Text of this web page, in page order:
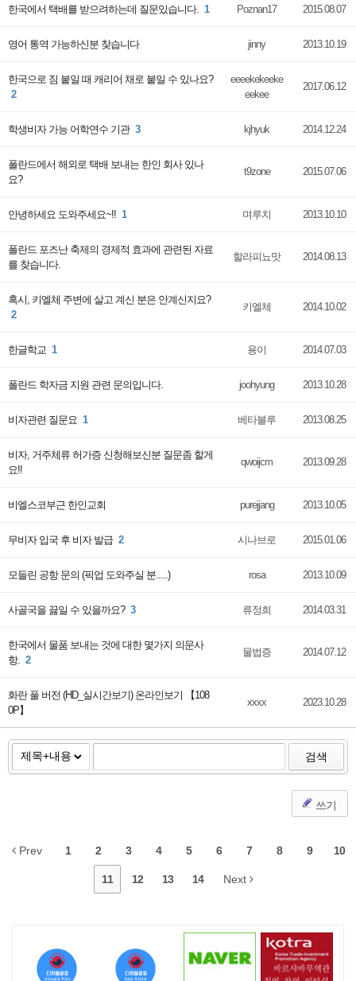
한국에서 택배를 받으려하는데 질문있습니다. 1 Poznan17 2015.08.07
영어 통역 가능하신분 찾습니다 jinny 2013.10.19
한국으로 짐 붙일 때 캐리어 채로 붙일 수 있나요?
2
eeeekekeeke
eekee
2017.06.12
학생비자 가능 어학연수 기관 3 kjhyuk 2014.12.24
폴란드에서 해외로 택배 보내는 한인 회사 있나
요?
t9zone 2015.07.06
안녕하세요 도와주세요~!! 1 며루치 2013.10.10
폴란드 포즈난 축제의 경제적 효과에 관련된 자료
를 찾습니다.
할라피뇨맛 2014.08.13
혹시, 키엘체 주변에 살고 계신 분은 안계신지요?
2
키엘체 2014.10.02
한글학교 1 용이 2014.07.03
폴란드 학자금 지원 관련 문의입니다. joohyung 2013.10.28
비자관련 질문요 1 베타블루 2013.08.25
비자, 거주체류 허가증 신청해보신분 질문좀 할게
요!!
qwoijcm 2013.09.28
비엘스코부근 한인교회 purejjang 2013.10.05
무비자 입국 후 비자 발급 2 시나브로 2015.01.06
모들린 공항 문의 (픽업 도와주실 분.....) rosa 2013.10.09
사골국을 끓일 수 있을까요? 3 류정희 2014.03.31
한국에서 물품 보내는 것에 대한 몇가지 의문사
항. 2
물법증 2014.07.12
화란 풀 버전 (HD_실시간보기) 온라인보기 【108
0P】
xxxx 2023.10.28
검색
쓰기
Prev 1 2 3 4 5 6 7 8 9 10
11 12 13 14 Next